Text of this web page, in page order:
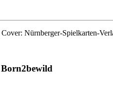
Cover: Nürnberger-Spielkarten-
Born2bewild